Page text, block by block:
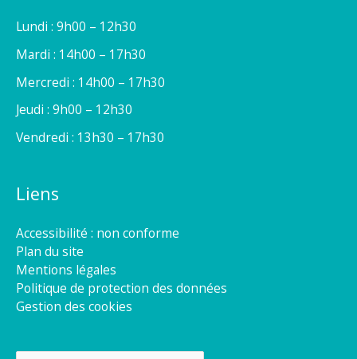
Lundi : 9h00 – 12h30
Mardi : 14h00 – 17h30
Mercredi : 14h00 – 17h30
Jeudi : 9h00 – 12h30
Vendredi : 13h30 – 17h30
Liens
Accessibilité : non conforme
Plan du site
Mentions légales
Politique de protection des données
Gestion des cookies